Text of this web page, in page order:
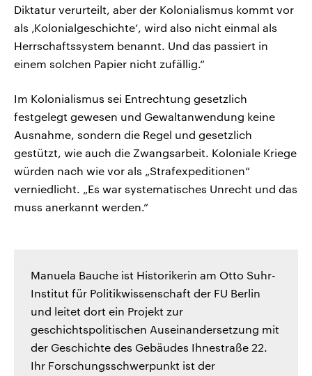
Diktatur verurteilt, aber der Kolonialismus kommt vor
als ‚Kolonialgeschichte‘, wird also nicht einmal als
Herrschaftssystem benannt. Und das passiert in
einem solchen Papier nicht zufällig.“
Im Kolonialismus sei Entrechtung gesetzlich
festgelegt gewesen und Gewaltanwendung keine
Ausnahme, sondern die Regel und gesetzlich
gestützt, wie auch die Zwangsarbeit. Koloniale Kriege
würden nach wie vor als „Strafexpeditionen“
verniedlicht. „Es war systematisches Unrecht und das
muss anerkannt werden.“
Manuela Bauche ist Historikerin am Otto Suhr-
Institut für Politikwissenschaft der FU Berlin
und leitet dort ein Projekt zur
geschichtspolitischen Auseinandersetzung mit
der Geschichte des Gebäudes Ihnestraße 22.
Ihr Forschungsschwerpunkt ist der